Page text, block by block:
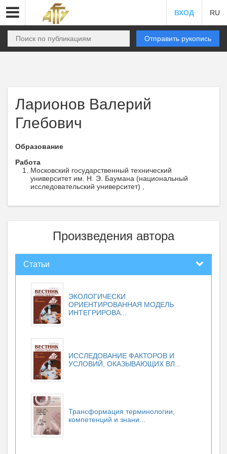
ВХОД RU
Отправить рукопись
Ларионов Валерий
Глебович
Образование
Работа
Московский государственный технический
университет им. Н. Э. Баумана (национальный
исследовательский университет) ,
Произведения автора
Статьи
ЭКОЛОГИЧЕСКИ
ОРИЕНТИРОВАННАЯ МОДЕЛЬ
ИНТЕГРИРОВА...
ИССЛЕДОВАНИЕ ФАКТОРОВ И
УСЛОВИЙ, ОКАЗЫВАЮЩИХ ВЛ...
Трансформация терминологии,
компетенций и знани...